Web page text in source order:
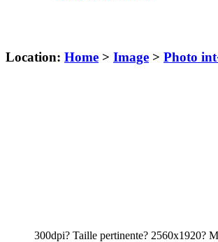
Location: Home > Image > Photo
300dpi? Taille pertinente? 2560x1920?